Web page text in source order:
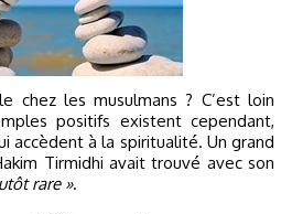
positifs existent cependant,
accèdent à la spiritualité. Un grand
Tirmidhi avait trouvé avec son
rare ».